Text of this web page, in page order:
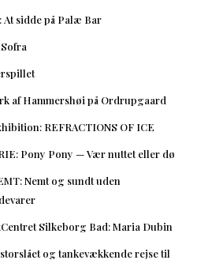
At sidde på Palæ Bar
af Hammershøi på Ordrupgaard
REFRACTIONS OF ICE
Pony Pony — Vær nuttet eller dø
Nemt og sundt uden
Silkeborg Bad: Maria Dubin
og tankevækkende rejse til